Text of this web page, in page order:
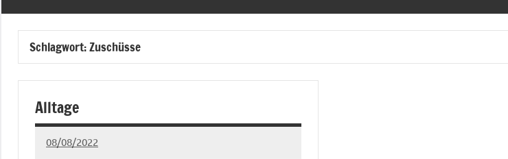
Schlagwort:Zuschüsse
Alltage
08/08/2022
Ria
1 Kommentar